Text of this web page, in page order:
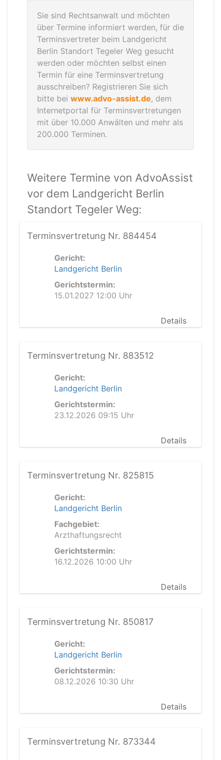
Sie sind Rechtsanwalt und möchten
über Termine informiert werden, für die
Terminsvertreter beim Landgericht
Berlin Standort Tegeler Weg gesucht
werden oder möchten selbst einen
Termin für eine Terminsvertretung
ausschreiben? Registrieren Sie sich
bitte bei www.advo-assist.de, dem
Internetportal für Terminsvertretungen
mit über 10.000 Anwälten und mehr als
200.000 Terminen.
Weitere Termine von AdvoAssist
vor dem Landgericht Berlin
Standort Tegeler Weg:
Terminsvertretung Nr. 884454
Gericht:
Landgericht Berlin
Gerichtstermin:
15.01.2027 12:00 Uhr
Details
Terminsvertretung Nr. 883512
Gericht:
Landgericht Berlin
Gerichtstermin:
23.12.2026 09:15 Uhr
Details
Terminsvertretung Nr. 825815
Gericht:
Landgericht Berlin
Fachgebiet:
Arzthaftungsrecht
Gerichtstermin:
16.12.2026 10:00 Uhr
Details
Terminsvertretung Nr. 850817
Gericht:
Landgericht Berlin
Gerichtstermin:
08.12.2026 10:30 Uhr
Details
Terminsvertretung Nr. 873344